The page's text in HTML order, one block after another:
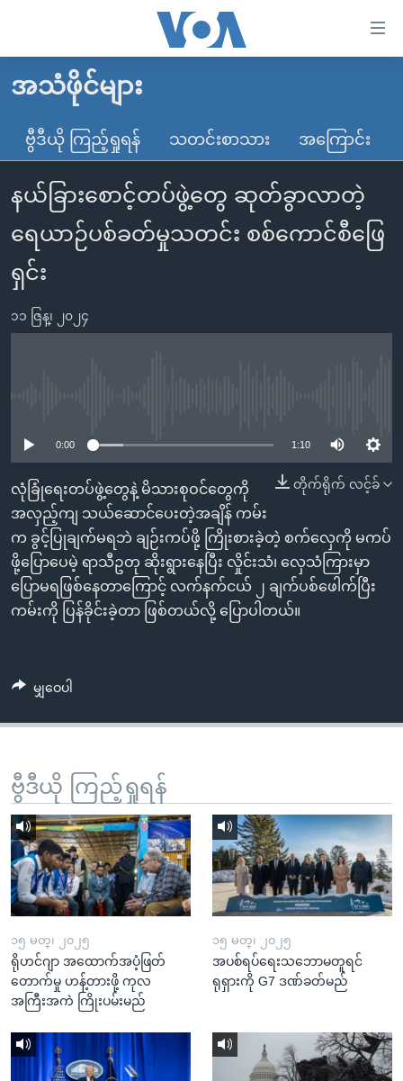
လွယ်ကူ
သည့်
Link
များ
ပင်မ
အကြောင်းအရာ
သို့
ကျော်
ကြည့်
ကျော်
ရန်
ရှာဖွေ
ကျော်
မူလစာမျက်နှာ
မြန်မာ
ကမ္ဘာ့သတင်းများ
နိုင်ငံတကာ
အမေရိကန်
တရုတ်
ဗွီဒီယို
သတင်းလွတ်လပ်ခွင့်
ရပ်ဝန်းတခု လမ်းတခု အလွန်
အင်္ဂလိပ်စာလေ့လာမယ်
အမေရိကန်သုံးအီဒီယံ
အပတ်စဉ်ကဏ္ဍများ
ဗွီအိုအေ လူမှုကွန်ယက်များ
ဘာသာစကားများ
အသံဖိုင်များ
ဗွီဒီယို ကြည့်ရှုရန် သတင်းစာသား အကြောင်း
နယ်ခြားစောင့်တပ်ဖွဲ့တွေ ဆုတ်ခွာလာတဲ့
ရေယာဉ်ပစ်ခတ်မှုသတင်း စစ်ကောင်စီဖြေ
ရှင်း
၁၁ ဇြန္၊ ၂၀၂၄
0:00 1:10
တိုက်ရိုက် လင့်ခ်
လုံခြုံရေးတပ်ဖွဲ့တွေနဲ့ မိသားစုဝင်တွေကို
အလှည့်ကျ သယ်ဆောင်ပေးတဲ့အချိန် ကမ်း
က ခွင့်ပြုချက်မရဘဲ ချဉ်းကပ်ဖို့ ကြိုးစားခဲ့တဲ့ စက်လှေကို မကပ်
ဖို့ပြောပေမဲ့ ရာသီဥတု ဆိုးရွားနေပြီး လှိုင်းသံ၊ လှေသံကြားမှာ
ပြောမရဖြစ်နေတာကြောင့် လက်နက်ငယ် ၂ ချက်ပစ်ဖေါက်ပြီး
ကမ်းကို ပြန်ခိုင်းခဲ့တာ ဖြစ်တယ်လို့ ပြောပါတယ်။
မျှဝေပါ
ဗွီဒီယို ကြည့်ရှုရန်
၁၅ မတ္၊ ၂၀၂၅
ရိုဟင်ဂျာ အထောက်အပံ့ဖြတ်
တောက်မှု ဟန့်တားဖို့ ကုလ
အကြီးအကဲ ကြိုးပမ်းမည်
၁၅ မတ္၊ ၂၀၂၅
အပစ်ရပ်ရေးသဘောမတူရင်
ရုရှားကို G7 ဒဏ်ခတ်မည်